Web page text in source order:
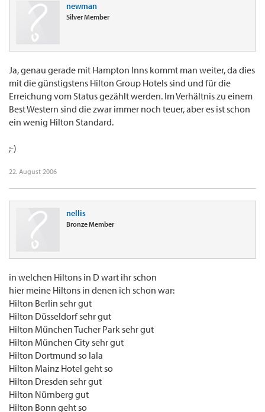
newman
Silver Member
Ja, genau gerade mit Hampton Inns kommt man weiter, da dies
mit die günstigstens Hilton Group Hotels sind und für die
Erreichung vom Status gezählt werden. Im Verhältnis zu einem
Best Western sind die zwar immer noch teuer, aber es ist schon
ein wenig Hilton Standard.
;-)
22. August 2006
nellis
Bronze Member
in welchen Hiltons in D wart ihr schon
hier meine Hiltons in denen ich schon war:
Hilton Berlin sehr gut
Hilton Düsseldorf sehr gut
Hilton München Tucher Park sehr gut
Hilton München City sehr gut
Hilton Dortmund so lala
Hilton Mainz Hotel geht so
Hilton Dresden sehr gut
Hilton Nürnberg gut
Hilton Bonn geht so